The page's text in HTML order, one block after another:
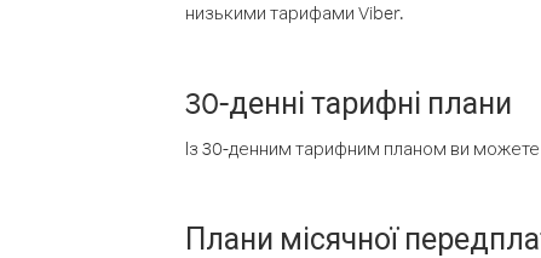
низькими тарифами Viber.
30-денні тарифні плани
Із 30-денним тарифним планом ви можете
Плани місячної